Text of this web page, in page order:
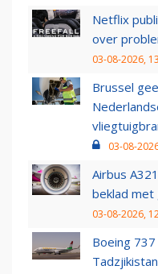
Netflix
over
03-08-2026,
Brussel
03-08-
Airbus
beklad
03-08-2026,
Boeing